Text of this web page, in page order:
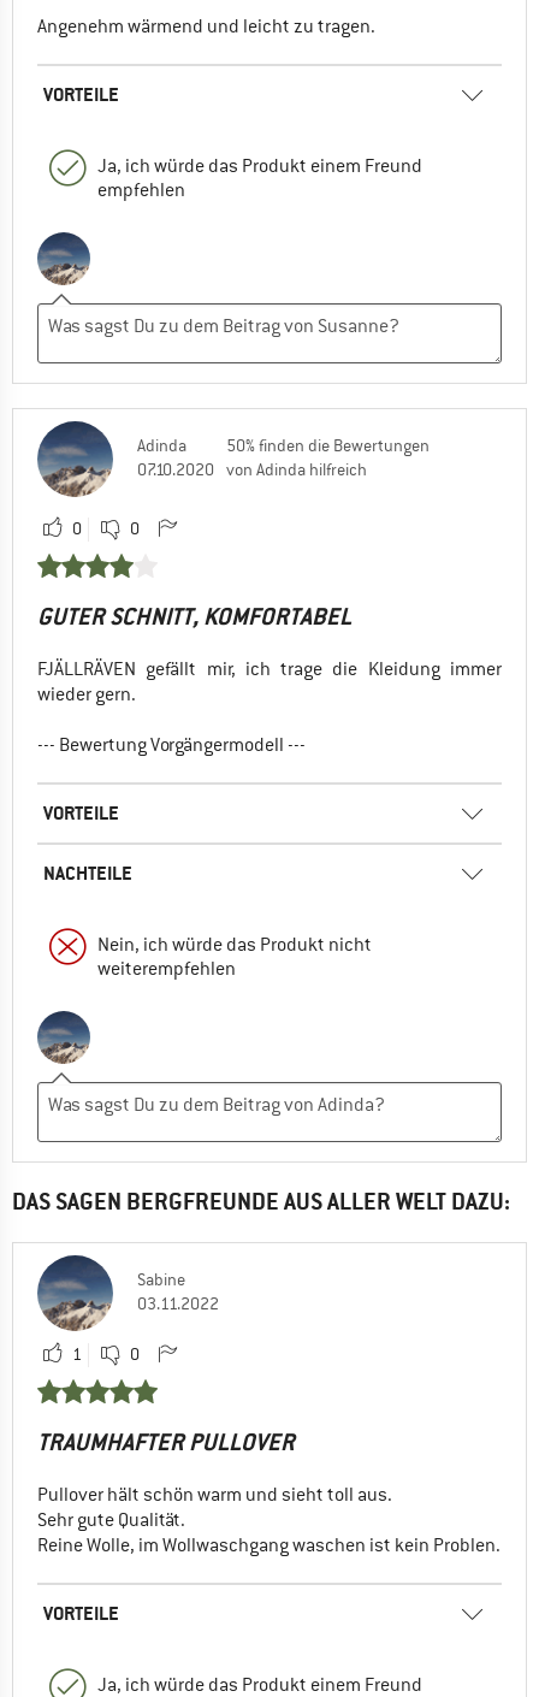
Angenehm wärmend und leicht zu tragen.
VORTEILE
Ja, ich würde das Produkt einem Freund
empfehlen
Adinda
07.10.2020
50% finden die Bewertungen
von Adinda hilfreich
0 0
GUTER SCHNITT, KOMFORTABEL
FJÄLLRÄVEN gefällt mir, ich trage die Kleidung immer
wieder gern.
--- Bewertung Vorgängermodell ---
VORTEILE
NACHTEILE
Nein, ich würde das Produkt nicht
weiterempfehlen
DAS SAGEN BERGFREUNDE AUS ALLER WELT DAZU:
Sabine
03.11.2022
1 0
TRAUMHAFTER PULLOVER
Pullover hält schön warm und sieht toll aus.
Sehr gute Qualität.
Reine Wolle, im Wollwaschgang waschen ist kein Problen.
VORTEILE
Ja, ich würde das Produkt einem Freund